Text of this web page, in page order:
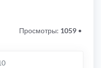
Просмотры: 1059 •